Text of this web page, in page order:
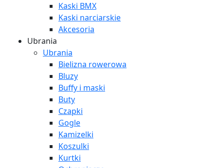
Kaski BMX
Kaski narciarskie
Akcesoria
Ubrania
Ubrania
Bielizna rowerowa
Bluzy
Buffy i maski
Buty
Czapki
Gogle
Kamizelki
Koszulki
Kurtki